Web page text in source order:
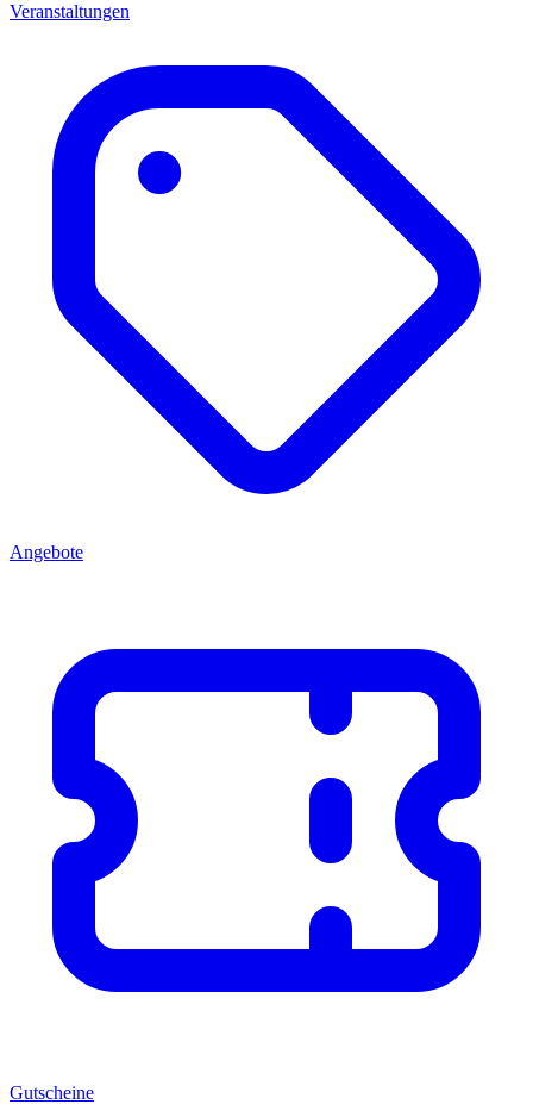
Veranstaltungen
Angebote
Gutscheine